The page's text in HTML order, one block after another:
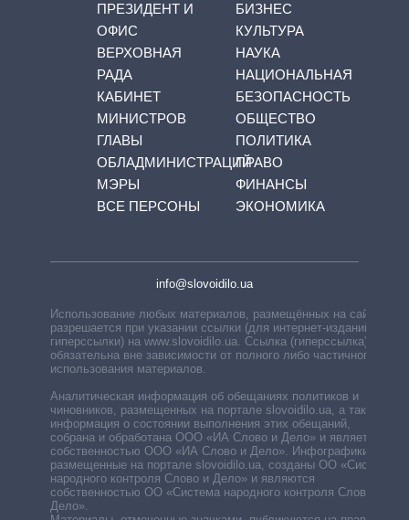
ПРЕЗИДЕНТ И
ОФИС
ВЕРХОВНАЯ
РАДА
КАБИНЕТ
МИНИСТРОВ
ГЛАВЫ
ОБЛАДМИНИСТРАЦИЙ
МЭРЫ
ВСЕ ПЕРСОНЫ
БИЗНЕС
КУЛЬТУРА
НАУКА
НАЦИОНАЛЬНАЯ
БЕЗОПАСНОСТЬ
ОБЩЕСТВО
ПОЛИТИКА
ПРАВО
ФИНАНСЫ
ЭКОНОМИКА
info@slovoidilo.ua
Использование любых материалов, размещённых на сайте,
разрешается при указании ссылки (для интернет-изданий —
гиперссылки) на www.slovoidilo.ua. Ссылка (гиперссылка)
обязательна вне зависимости от полного либо частичного
использования материалов.
Аналитическая информация об обещаниях политиков и
чиновников, размещенных на портале slovoidilo.ua, а также
информация о состоянии выполнения этих обещаний,
собрана и обработана ООО «ИА Слово и Дело» и является
собственностью ООО «ИА Слово и Дело». Инфографики,
размещенные на портале slovoidilo.ua, созданы ОО «Система
народного контроля Слово и Дело» и являются
собственностью ОО «Система народного контроля Слово и
Дело».